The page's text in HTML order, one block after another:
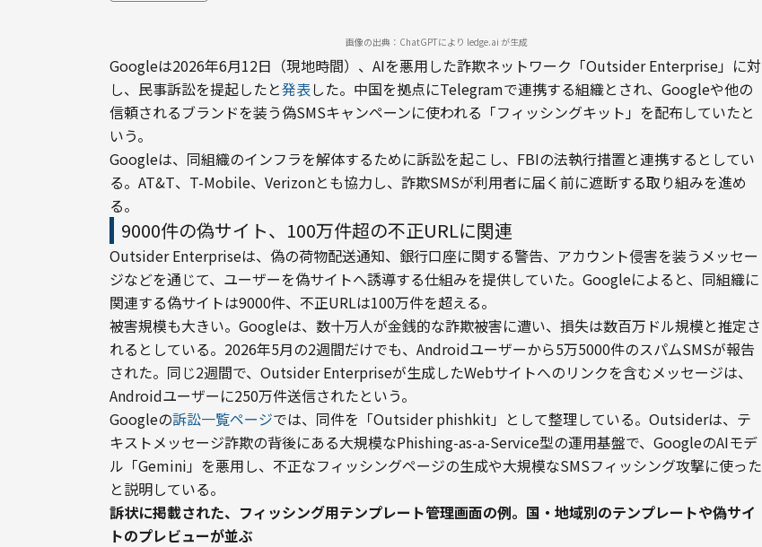
画像の出典：ChatGPTにより ledge.ai が生成
Googleは2026年6月12日（現地時間）、AIを悪用した詐欺ネットワーク「Outsider Enterprise」に対
し、民事訴訟を提起したと発表した。中国を拠点にTelegramで連携する組織とされ、Googleや他の
信頼されるブランドを装う偽SMSキャンペーンに使われる「フィッシングキット」を配布していたと
いう。
Googleは、同組織のインフラを解体するために訴訟を起こし、FBIの法執行措置と連携するとしてい
る。AT&T、T-Mobile、Verizonとも協力し、詐欺SMSが利用者に届く前に遮断する取り組みを進め
る。
9000件の偽サイト、100万件超の不正URLに関連
Outsider Enterpriseは、偽の荷物配送通知、銀行口座に関する警告、アカウント侵害を装うメッセー
ジなどを通じて、ユーザーを偽サイトへ誘導する仕組みを提供していた。Googleによると、同組織に
関連する偽サイトは9000件、不正URLは100万件を超える。
被害規模も大きい。Googleは、数十万人が金銭的な詐欺被害に遭い、損失は数百万ドル規模と推定さ
れるとしている。2026年5月の2週間だけでも、Androidユーザーから5万5000件のスパムSMSが報告
された。同じ2週間で、Outsider Enterpriseが生成したWebサイトへのリンクを含むメッセージは、
Androidユーザーに250万件送信されたという。
Googleの訴訟一覧ページでは、同件を「Outsider phishkit」として整理している。Outsiderは、テ
キストメッセージ詐欺の背後にある大規模なPhishing-as-a-Service型の運用基盤で、GoogleのAIモデ
ル「Gemini」を悪用し、不正なフィッシングページの生成や大規模なSMSフィッシング攻撃に使った
と説明している。
訴状に掲載された、フィッシング用テンプレート管理画面の例。国・地域別のテンプレートや偽サイ
トのプレビューが並ぶ